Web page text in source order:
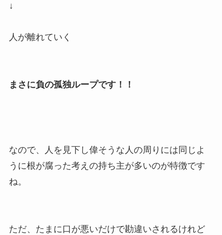
↓
人が離れていく
まさに負の孤独ループです！！
なので、人を見下し偉そうな人の周りには同じよ
うに根が腐った考えの持ち主が多いのが特徴です
ね。
ただ、たまに口が悪いだけで勘違いされるけれど